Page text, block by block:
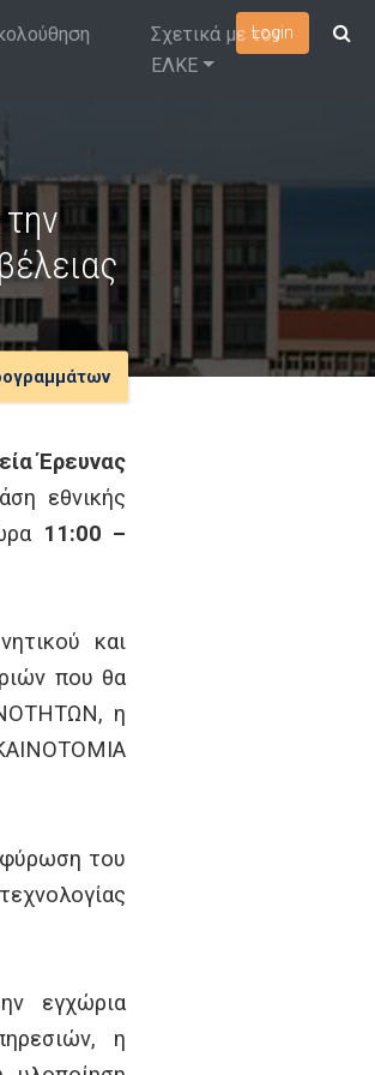
Login
Σχετικά με τον
ΕΛΚΕ
Έρευνας
εθνικής
11:00 –
και
που θα
η
του
εγχώρια
η